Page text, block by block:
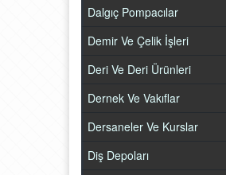
Dalgıç Pompacılar
Demir Ve Çelik İşleri
Deri Ve Deri Ürünleri
Dernek Ve Vakıflar
Dersaneler Ve Kurslar
Diş Depoları